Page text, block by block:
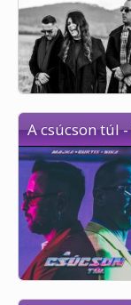
A csúcson túl